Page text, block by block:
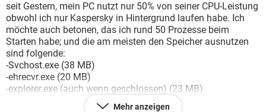
WHATSAPP TIKTOK
FACEBOOK HARDWARE
WINDOWS 10 INSTAGRAM
WHATSAPP TIKTOK
FACEBOOK
seit Gestern, mein PC nutzt nur 50% von seiner CPU-Leistung
obwohl ich nur Kaspersky in Hintergrund laufen habe. Ich
möchte auch betonen, das ich rund 50 Prozesse beim
Starten habe; und die am meisten den Speicher ausnutzen
sind folgende:
-Svchost.exe (38 MB)
-ehrecvr.exe (20 MB)
-explorer.exe (auch wenn geschlossen) (23 MB)
Ich habe alles versucht um das Problem zu beheben....keine
Mehr anzeigen